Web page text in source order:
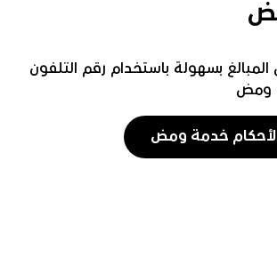
بسهولة باستخدام رقم التلفون
ومض
خدمة ومض